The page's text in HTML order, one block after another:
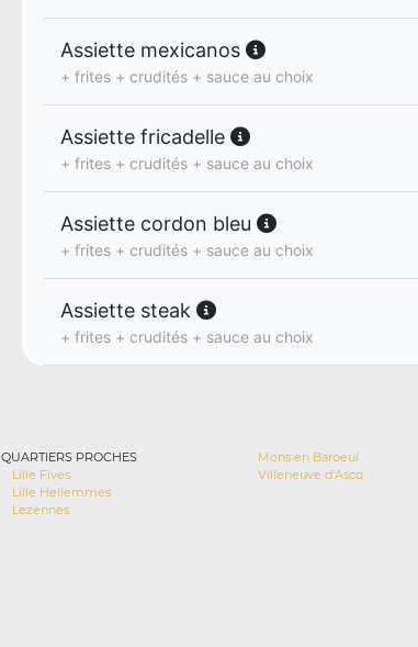
Assiette mexicanos
+ frites + crudités + sauce au choix
Assiette fricadelle
+ frites + crudités + sauce au choix
Assiette cordon bleu
+ frites + crudités + sauce au choix
Assiette steak
+ frites + crudités + sauce au choix
QUARTIERS PROCHES
Lille Fives
Lille Hellemmes
Lezennes
Mons en Baroeul
Villeneuve d'Ascq